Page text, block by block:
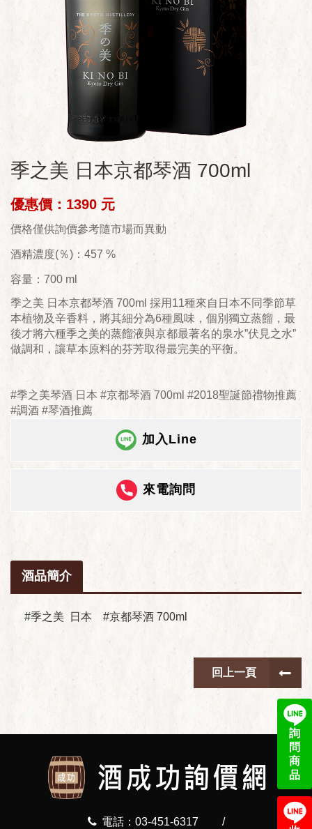
詢
問
商
品
季之美 日本京都琴酒 700ml
優惠價：1390 元
價格僅供詢價參考隨市場而異動
酒精濃度(％)：457 %
容量：700 ml
季之美 日本京都琴酒 700ml 採用11種來自日本不同季節草
本植物及辛香料，將其細分為6種風味，個別獨立蒸餾，最
後才將六種季之美的蒸餾液與京都最著名的泉水”伏見之水”
做調和，讓草本原料的芬芳取得最完美的平衡。
#季之美琴酒 日本 #京都琴酒 700ml #2018聖誕節禮物推薦
#調酒 #琴酒推薦
加入Line
來電詢問
酒品簡介
#季之美 日本 #京都琴酒 700ml
回上一頁
電話：03-451-6317 /